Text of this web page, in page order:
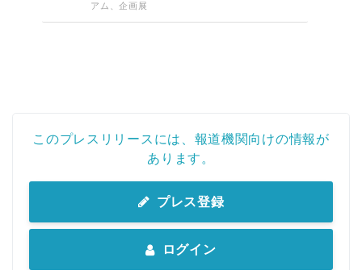
アム、企画展
このプレスリリースには、報道機関向けの情報が
あります。
プレス登録
ログイン